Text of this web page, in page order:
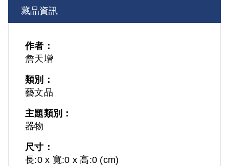
藏品資訊
作者：
詹天增
類別：
藝文品
主題類別：
器物
尺寸：
長:0 x 寬:0 x 高:0 (cm)